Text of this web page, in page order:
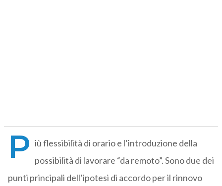
P iù flessibilità di orario e l’introduzione della
possibilità di lavorare “da remoto”. Sono due dei
punti principali dell’ipotesi di accordo per il rinnovo